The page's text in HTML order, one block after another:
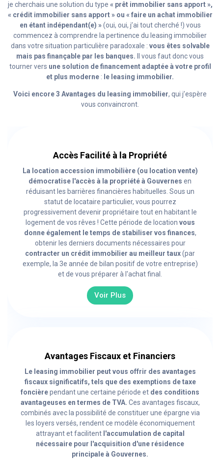
je cherchais une solution du type « prêt immobilier sans apport »,
« crédit immobilier sans apport » ou « faire un achat immobilier
en étant indépendant(e) »(oui, oui, j’ai tout cherché !) vous
commencez à comprendre la pertinence du leasing immobilier
dans votre situation particulière paradoxale : vous êtes solvable
mais pas finançable par les banques. Il vous faut donc vous
tourner vers une solution de financement adaptée à votre profil
et plus moderne : le leasing immobilier.
Voici encore 3 Avantages du leasing immobilier, qui j’espère
vous convaincront.
Accès Facilité à la Propriété
La location accession immobilière (ou location vente)
démocratise l'accès à la propriété à Gouvernes en
réduisant les barrières financières habituelles. Sous un
statut de locataire particulier, vous pourrez
progressivement devenir propriétaire tout en habitant le
logement de vos rêves ! Cette période de location vous
donne également le temps de stabiliser vos finances,
obtenir les derniers documents nécessaires pour
contracter un crédit immobilier au meilleur taux(par
exemple, la 3e année de bilan positif de votre entreprise)
et de vous préparer à l'achat final.
Voir Plus
Avantages Fiscaux et Financiers
Le leasing immobilier peut vous offrir des avantages
fiscaux significatifs, tels que des exemptions de taxe
foncièrependant une certaine période et des conditions
avantageuses en termes de TVA. Ces avantages fiscaux,
combinés avec la possibilité de constituer une épargne via
les loyers versés, rendent ce modèle économiquement
attrayant et facilitent l'accumulation de capital
nécessaire pour l'acquisition d'une résidence
principale à Gouvernes.